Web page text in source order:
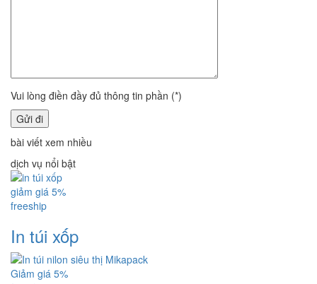
Vui lòng điền đầy đủ thông tin phần (*)
bài viết xem nhiều
dịch vụ nổi bật
giảm giá 5%
freeship
In túi xốp
Giảm giá 5%